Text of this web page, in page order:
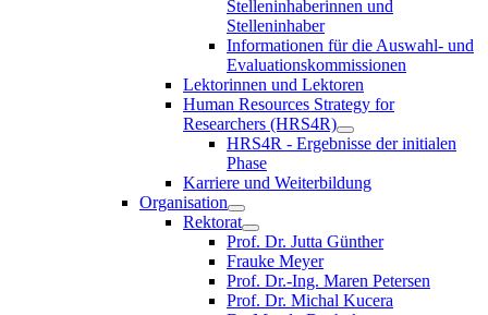
Stelleninhaberinnen und
Stelleninhaber
Informationen für die Auswahl- und
Evaluationskommissionen
Lektorinnen und Lektoren
Human Resources Strategy for
Researchers (HRS4R)
HRS4R - Ergebnisse der initialen
Phase
Karriere und Weiterbildung
Organisation
Rektorat
Prof. Dr. Jutta Günther
Frauke Meyer
Prof. Dr.-Ing. Maren Petersen
Prof. Dr. Michal Kucera